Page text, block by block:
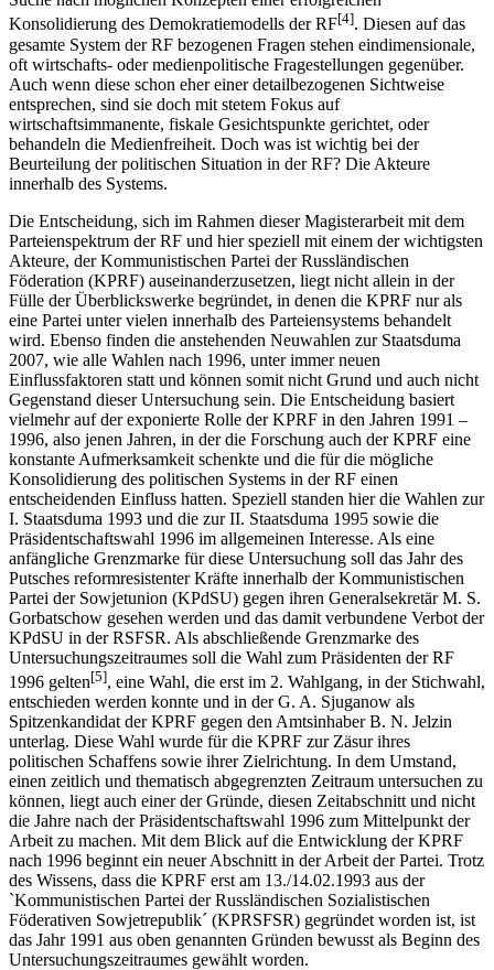
Konsolidierung des Demokratiemodells der RF[4]. Diesen auf das
gesamte System der RF bezogenen Fragen stehen eindimensionale,
oft wirtschafts- oder medienpolitische Fragestellungen gegenüber.
Auch wenn diese schon eher einer detailbezogenen Sichtweise
entsprechen, sind sie doch mit stetem Fokus auf
wirtschaftsimmanente, fiskale Gesichtspunkte gerichtet, oder
behandeln die Medienfreiheit. Doch was ist wichtig bei der
Beurteilung der politischen Situation in der RF? Die Akteure
innerhalb des Systems.
Die Entscheidung, sich im Rahmen dieser Magisterarbeit mit dem
Parteienspektrum der RF und hier speziell mit einem der wichtigsten
Akteure, der Kommunistischen Partei der Russländischen
Föderation (KPRF) auseinanderzusetzen, liegt nicht allein in der
Fülle der Überblickswerke begründet, in denen die KPRF nur als
eine Partei unter vielen innerhalb des Parteiensystems behandelt
wird. Ebenso finden die anstehenden Neuwahlen zur Staatsduma
2007, wie alle Wahlen nach 1996, unter immer neuen
Einflussfaktoren statt und können somit nicht Grund und auch nicht
Gegenstand dieser Untersuchung sein. Die Entscheidung basiert
vielmehr auf der exponierte Rolle der KPRF in den Jahren 1991 –
1996, also jenen Jahren, in der die Forschung auch der KPRF eine
konstante Aufmerksamkeit schenkte und die für die mögliche
Konsolidierung des politischen Systems in der RF einen
entscheidenden Einfluss hatten. Speziell standen hier die Wahlen zur
I. Staatsduma 1993 und die zur II. Staatsduma 1995 sowie die
Präsidentschaftswahl 1996 im allgemeinen Interesse. Als eine
anfängliche Grenzmarke für diese Untersuchung soll das Jahr des
Putsches reformresistenter Kräfte innerhalb der Kommunistischen
Partei der Sowjetunion (KPdSU) gegen ihren Generalsekretär M. S.
Gorbatschow gesehen werden und das damit verbundene Verbot der
KPdSU in der RSFSR. Als abschließende Grenzmarke des
Untersuchungszeitraumes soll die Wahl zum Präsidenten der RF
1996 gelten[5], eine Wahl, die erst im 2. Wahlgang, in der Stichwahl,
entschieden werden konnte und in der G. A. Sjuganow als
Spitzenkandidat der KPRF gegen den Amtsinhaber B. N. Jelzin
unterlag. Diese Wahl wurde für die KPRF zur Zäsur ihres
politischen Schaffens sowie ihrer Zielrichtung. In dem Umstand,
einen zeitlich und thematisch abgegrenzten Zeitraum untersuchen zu
können, liegt auch einer der Gründe, diesen Zeitabschnitt und nicht
die Jahre nach der Präsidentschaftswahl 1996 zum Mittelpunkt der
Arbeit zu machen. Mit dem Blick auf die Entwicklung der KPRF
nach 1996 beginnt ein neuer Abschnitt in der Arbeit der Partei. Trotz
des Wissens, dass die KPRF erst am 13./14.02.1993 aus der
`Kommunistischen Partei der Russländischen Sozialistischen
Föderativen Sowjetrepublik´ (KPRSFSR) gegründet worden ist, ist
das Jahr 1991 aus oben genannten Gründen bewusst als Beginn des
Untersuchungszeitraumes gewählt worden.